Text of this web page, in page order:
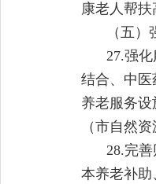
康老人帮
（五
27.强
结合、中
养老服务
（市自然
28.完
本养老补助